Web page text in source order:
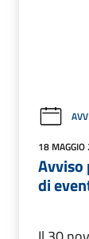
18
Avviso
di